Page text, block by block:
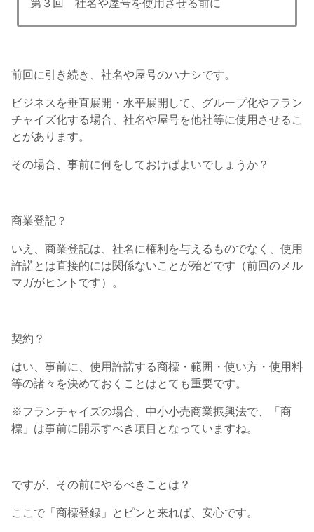
第３回社名や屋号を使用させる前に
前回に引き続き、社名や屋号のハナシです。
ビジネスを垂直展開・水平展開して、グループ化やフラン
チャイズ化する場合、社名や屋号を他社等に使用させるこ
とがあります。
その場合、事前に何をしておけばよいでしょうか？
商業登記？
いえ、商業登記は、社名に権利を与えるものでなく、使用
許諾とは直接的には関係ないことが殆どです（前回のメル
マガがヒントです）。
契約？
はい、事前に、使用許諾する商標・範囲・使い方・使用料
等の諸々を決めておくことはとても重要です。
※フランチャイズの場合、中小小売商業振興法で、「商
標」は事前に開示すべき項目となっていますね。
ですが、その前にやるべきことは？
ここで「商標登録」とピンと来れば、安心です。